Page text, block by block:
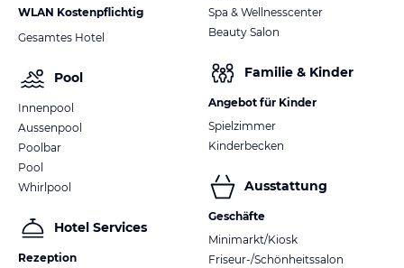
WLAN Kostenpflichtig
Gesamtes Hotel
Pool
Innenpool
Aussenpool
Poolbar
Pool
Whirlpool
Hotel Services
Rezeption
Spa & Wellnesscenter
Beauty Salon
Familie & Kinder
Angebot für Kinder
Spielzimmer
Kinderbecken
Ausstattung
Geschäfte
Minimarkt/Kiosk
Friseur-/Schönheitssalon